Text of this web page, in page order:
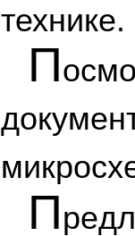
технике.
П
П